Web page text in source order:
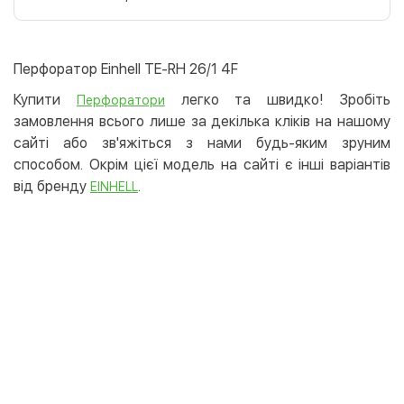
LiqPay
Apple Pay
Google Pay
Безготівковий розрахунок
Оплата на карту юр.особи
Безкоштовно
Перфоратор Einhell TE-RH 26/1 4F
Купити
Перфоратори
легко та швидко! Зробіть
замовлення всього лише за декілька кліків на нашому
сайті або зв'яжіться з нами будь-яким зруним
способом. Окрім цієї модель на сайті є інші варіантів
від бренду EINHELL.